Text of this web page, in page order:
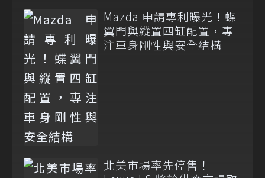
Mazda 申請專利曝光！蝶
翼門與縱置四缸配置，專
注車身剛性與安全結構
北美市場率先停售！